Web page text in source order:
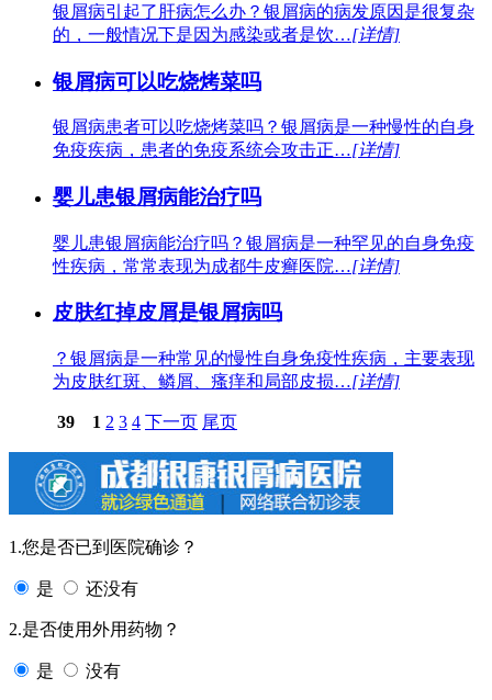
银屑病引起了肝病怎么办？银屑病的病发原因是很复杂
的，一般情况下是因为感染或者是饮…[详情]
银屑病可以吃烧烤菜吗
银屑病患者可以吃烧烤菜吗？银屑病是一种慢性的自身
免疫疾病，患者的免疫系统会攻击正…[详情]
婴儿患银屑病能治疗吗
婴儿患银屑病能治疗吗？银屑病是一种罕见的自身免疫
性疾病，常常表现为成都牛皮癣医院…[详情]
皮肤红掉皮屑是银屑病吗
？银屑病是一种常见的慢性自身免疫性疾病，主要表现
为皮肤红斑、鳞屑、瘙痒和局部皮损…[详情]
39 1 2 3 4 下一页 尾页
1.您是否已到医院确诊？
是 还没有
2.是否使用外用药物？
是 没有